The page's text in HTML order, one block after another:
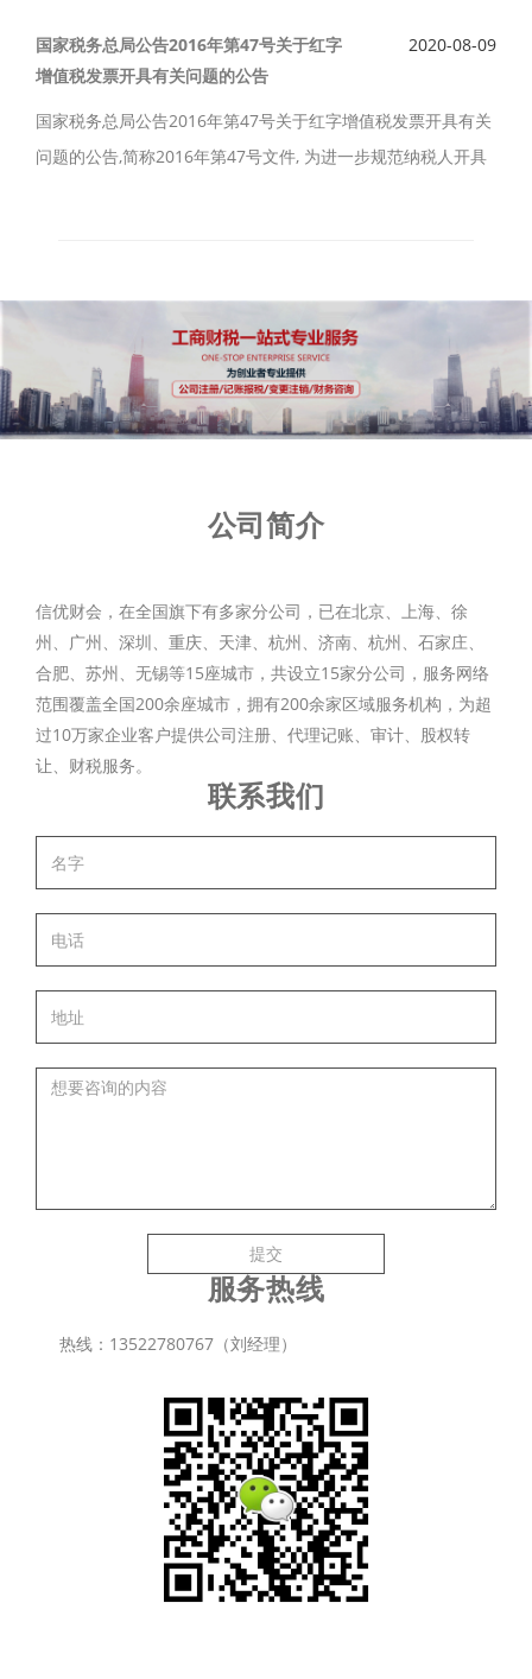
国家税务总局公告2016年第47号关于红字
增值税发票开具有关问题的公告
2020-08-09
国家税务总局公告2016年第47号关于红字增值税发票开具有关
问题的公告,简称2016年第47号文件, 为进一步规范纳税人开具
公司简介
信优财会，在全国旗下有多家分公司，已在北京、上海、徐
州、广州、深圳、重庆、天津、杭州、济南、杭州、石家庄、
合肥、苏州、无锡等15座城市，共设立15家分公司，服务网络
范围覆盖全国200余座城市，拥有200余家区域服务机构，为超
过10万家企业客户提供公司注册、代理记账、审计、股权转
让、财税服务。
联系我们
提交
服务热线
热线：13522780767（刘经理）